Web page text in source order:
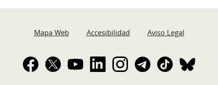
Mapa Web Accesibilidad Aviso Legal